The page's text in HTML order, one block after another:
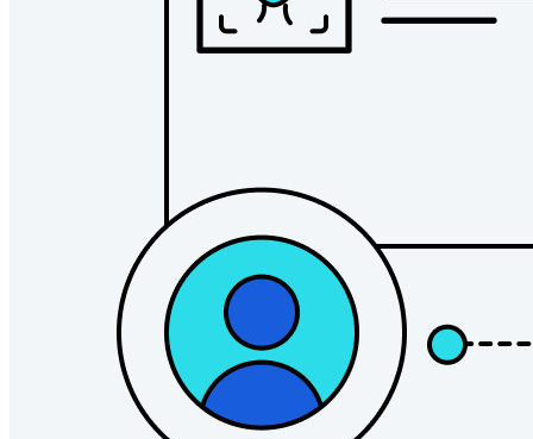
Produits pour Développeurs
Découvrir Secrets Manager
Gestion des secrets chiffrée de bout en bout pour le
développement, DevOps et les équipes IT.
Passwordless.dev et Passkeys
Déverrouillez les fonctions de la clé de sécurité et bien plus
encore en quelques lignes de code.